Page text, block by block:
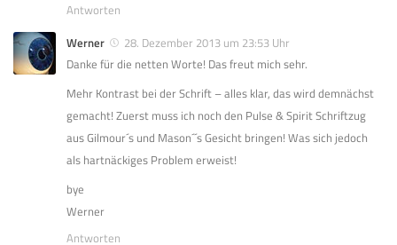
Antworten
Werner
28. Dezember 2013 um 23:53 Uhr
Danke für die netten Worte! Das freut mich sehr.
Mehr Kontrast bei der Schrift – alles klar, das wird demnächst
gemacht! Zuerst muss ich noch den Pulse & Spirit Schriftzug
aus Gilmour´s und Mason´´s Gesicht bringen! Was sich jedoch
als hartnäckiges Problem erweist!
bye
Werner
Antworten